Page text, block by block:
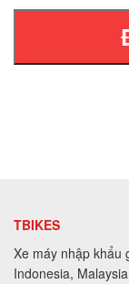
TBIKES
Xe máy nhập khẩu
Indonesia,